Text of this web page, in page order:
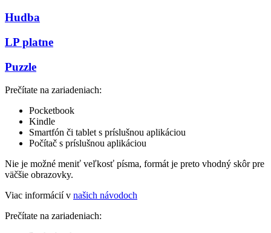
Hudba
LP platne
Puzzle
Prečítate na zariadeniach:
Pocketbook
Kindle
Smartfón či tablet s príslušnou aplikáciou
Počítač s príslušnou aplikáciou
Nie je možné meniť veľkosť písma, formát je preto vhodný skôr pre
väčšie obrazovky.
Viac informácií v našich návodoch
Prečítate na zariadeniach: